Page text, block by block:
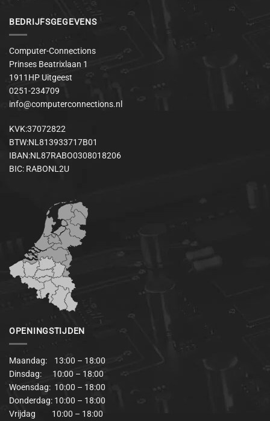
BEDRIJFSGEGEVENS
Computer-Connections
Prinses Beatrixlaan 1
1911HP Uitgeest
0251-234709
info@computerconnections.nl
KVK:37072822
BTW:NL813933717B01
IBAN:NL87RABO0308018206
BIC: RABONL2U
OPENINGSTIJDEN
Maandag: 13:00 – 18:00
Dinsdag: 10:00 – 18:00
Woensdag: 10:00 – 18:00
Donderdag: 10:00 – 18:00
Vrijdag 10:00 – 18:00